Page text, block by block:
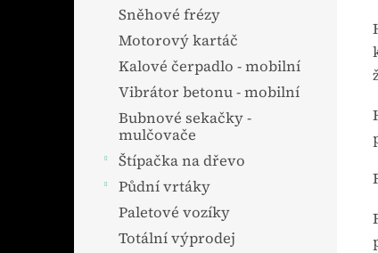
Sněhové frézy
Motorový kartáč
Kalové čerpadlo - mobilní
Vibrátor betonu - mobilní
Bubnové sekačky -
mulčovače
Štípačka na dřevo
Půdní vrtáky
Paletové vozíky
Totální výprodej